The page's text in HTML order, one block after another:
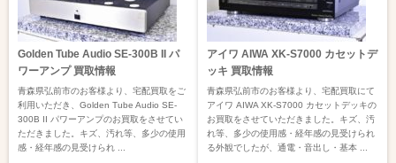
Golden Tube Audio SE-300B II パ
ワーアンプ 買取情報
青森県弘前市のお客様より、宅配買取をご
利用いただき、Golden Tube Audio SE-
300B II パワーアンプのお買取をさせてい
ただきました。キズ、汚れ等、多少の使用
感・経年感の見受けられ ...
アイワ AIWA XK-S7000 カセットデ
ッキ 買取情報
青森県弘前市のお客様より、宅配買取にて
アイワ AIWA XK-S7000 カセットデッキの
お買取をさせていただきました。キズ、汚
れ等、多少の使用感・経年感の見受けられ
る外観でしたが、通電・音出し・基本 ...